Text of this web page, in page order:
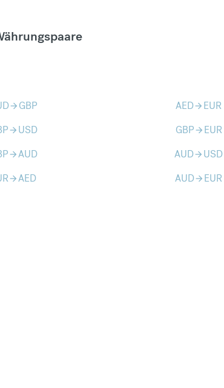
arrow_forward GBP AEDarrow_forward EUR
arrow_forward USD GBParrow_forward EUR
arrow_forwardAUD AUDarrow_forward USD
arrow_forwardAED AUDarrow_forward EUR